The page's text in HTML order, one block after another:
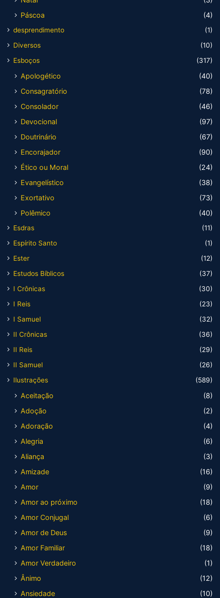
Páscoa
(4)
desprendimento
(1)
Diversos
(10)
Esboços
(317)
Apologético
(40)
Consagratório
(78)
Consolador
(46)
Devocional
(97)
Doutrinário
(67)
Encorajador
(90)
Ético ou Moral
(24)
Evangelístico
(38)
Exortativo
(73)
Polêmico
(40)
Esdras
(11)
Espírito Santo
(1)
Ester
(12)
Estudos Bíblicos
(37)
I Crônicas
(30)
I Reis
(23)
I Samuel
(32)
II Crônicas
(36)
II Reis
(29)
II Samuel
(26)
Ilustrações
(589)
Aceitação
(8)
Adoção
(2)
Adoração
(4)
Alegria
(6)
Aliança
(3)
Amizade
(16)
Amor
(9)
Amor ao próximo
(18)
Amor Conjugal
(6)
Amor de Deus
(9)
Amor Familiar
(18)
Amor Verdadeiro
(1)
Ânimo
(12)
Ansiedade
(10)